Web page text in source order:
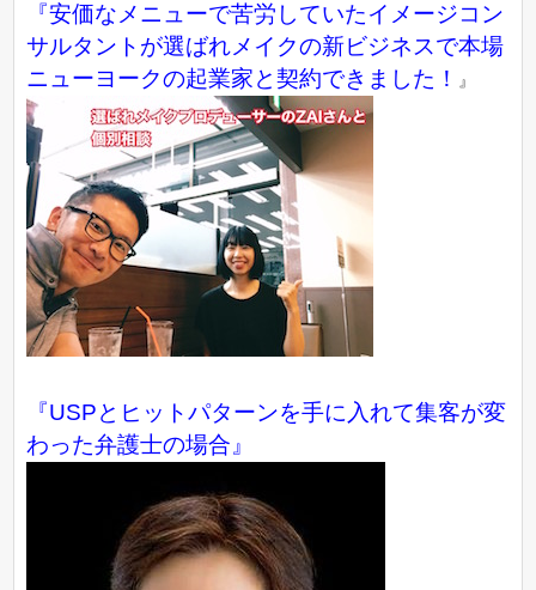
『安価なメニューで苦労していたイメージコン
サルタントが選ばれメイクの新ビジネスで本場
ニューヨークの起業家と契約できました！
』
『USPとヒットパターンを手に入れて集客が変
わった弁護士の場合』